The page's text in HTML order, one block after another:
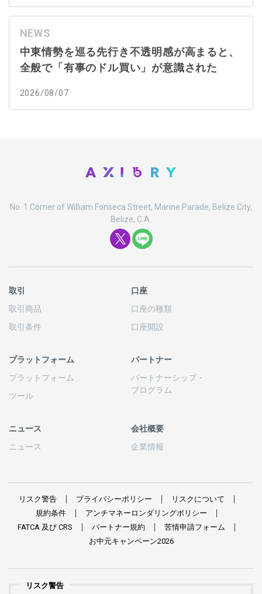
NEWS
中東情勢を巡る先行き不透明感が高まると、
全般で「有事のドル買い」が意識された
2026/08/07
No. 1 Corner of William Fonseca Street, Marine Parade, Belize City,
Belize, C.A.
取引
取引商品
取引条件
口座
口座の種類
口座開設
プラットフォーム
プラットフォーム
ツール
パートナー
パートナーシップ・
プログラム
ニュース
ニュース
会社概要
企業情報
リスク警告 プライバシーポリシー
リスクについて
規約条件
アンチマネーロンダリングポリシー
FATCA 及び CRS パートナー規約 苦情申請フォーム
お中元キャンペーン2026
リスク警告